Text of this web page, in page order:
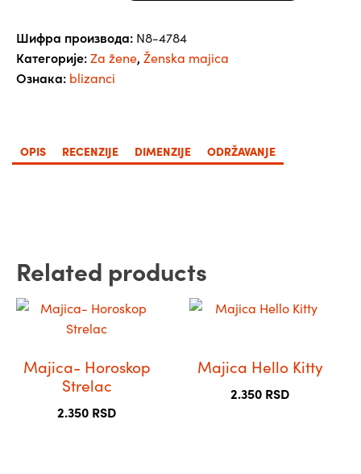
Шифра производа: N8-4784
Категорије:Za žene, Ženska majica
Ознака: blizanci
OPIS RECENZIJE DIMENZIJE ODRŽAVANJE
Related products
Majica- Horoskop
Strelac
2.350 RSD
Овај
производ
више
варијанти.
Опције
Majica Hello Kitty
2.350 RSD
Овај
више
варијанти.